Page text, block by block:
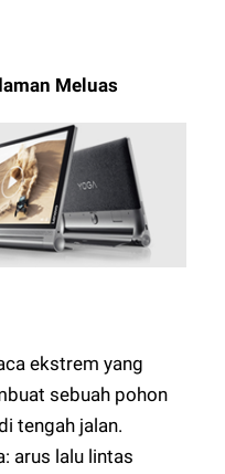
Meluas
ekstrem yang
sebuah pohon
tengah jalan.
arus lalu lintas